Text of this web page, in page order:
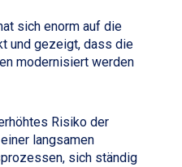
sich enorm auf die
und gezeigt, dass die
modernisiert werden
Risiko der
langsamen
sich ständig